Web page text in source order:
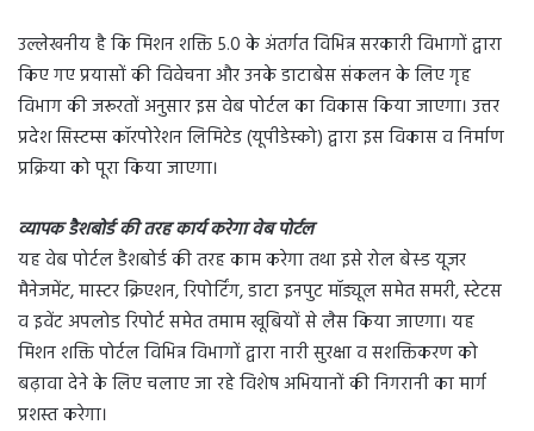
उल्लेखनीय है कि मिशन शक्ति 5.0 के अंतर्गत विभिन्न सरकारी विभागों द्वारा
किए गए प्रयासों की विवेचना और उनके डाटाबेस संकलन के लिए गृह
विभाग की जरूरतों अनुसार इस वेब पोर्टल का विकास किया जाएगा। उत्तर
प्रदेश सिस्टम्स कॉरपोरेशन लिमिटेड (यूपीडेस्को) द्वारा इस विकास व निर्माण
प्रक्रिया को पूरा किया जाएगा।
व्यापक डैशबोर्ड की तरह कार्य करेगा वेब पोर्टल
यह वेब पोर्टल डैशबोर्ड की तरह काम करेगा तथा इसे रोल बेस्ड यूजर
मैनेजमेंट, मास्टर क्रिएशन, रिपोर्टिंग, डाटा इनपुट मॉड्यूल समेत समरी, स्टेटस
व इवेंट अपलोड रिपोर्ट समेत तमाम खूबियों से लैस किया जाएगा। यह
मिशन शक्ति पोर्टल विभिन्न विभागों द्वारा नारी सुरक्षा व सशक्तिकरण को
बढ़ावा देने के लिए चलाए जा रहे विशेष अभियानों की निगरानी का मार्ग
प्रशस्त करेगा।